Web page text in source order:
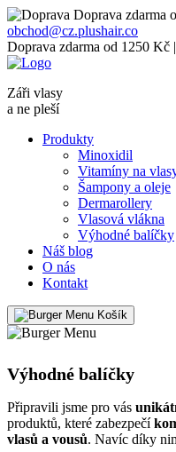
Doprava zdarma
obchod@cz.plushair.co
Doprava zdarma od 1250 Kč
Záři vlasy
a ne pleší
Produkty
Minoxidil
Vitamíny na
Šampony a oleje
Dermarollery
Vlasová vlákna
Výhodné balíčky
Náš blog
O nás
Kontakt
Košík
Výhodné balíčky
Připravili jsme pro vás
produktů, které zabezpečí
vlasů a vousů. Navíc díky